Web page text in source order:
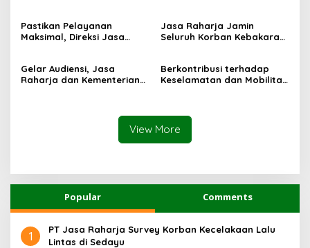
PHC Surabaya
Pastikan Pelayanan
Maksimal, Direksi Jasa
Sentosa II
Jasa Raharja Jamin
Seluruh Korban Kebakaran
Gelar Audiensi, Jasa
Raharja dan Kementerian
Berkontribusi terhadap
Keselamatan dan Mobilitas
Awards 2026
View More
Popular Comments
1
PT Jasa Raharja Survey Korban Kecelakaan Lalu
Lintas di Sedayu